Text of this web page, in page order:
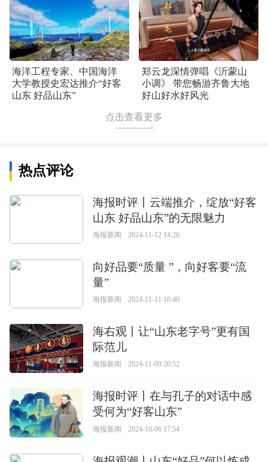
海洋工程专家、中国海洋
大学教授史宏达推介“好客
山东 好品山东”
郑云龙深情弹唱《沂蒙山
小调》 带您畅游齐鲁大地
好山好水好风光
点击查看更多
热点评论
海报时评丨云端推介，绽放“好客
山东 好品山东”的无限魅力
海报新闻 2024-11-12 14:26
向好品要“质量 ”，向好客要“流
量”
海报新闻 2024-11-11 16:40
海右观丨让“山东老字号”更有国
际范儿
海报新闻 2024-11-09 20:52
海报时评丨在与孔子的对话中感
受何为“好客山东”
海报新闻 2024-10-06 17:54